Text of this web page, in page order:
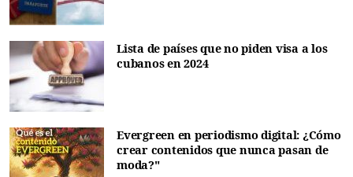
Lista de países que no piden visa a los
cubanos en 2024
Evergreen en periodismo digital: ¿Cómo
crear contenidos que nunca pasan de
moda?"